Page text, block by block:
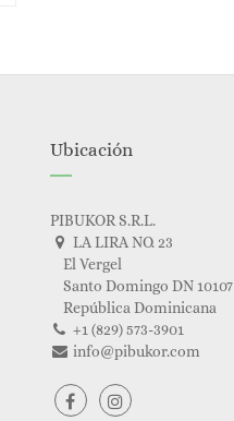
Ubicación
PIBUKOR S.R.L.
LA LIRA NO. 23
El Vergel
Santo Domingo DN 10107
República Dominicana
+1 (829) 573-3901
info@pibukor.com